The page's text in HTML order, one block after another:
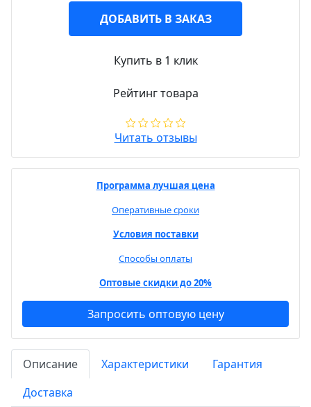
ДОБАВИТЬ В ЗАКАЗ
Купить в 1 клик
Рейтинг товара
Читать отзывы
Программа лучшая цена
Оперативные сроки
Условия поставки
Способы оплаты
Оптовые скидки до 20%
Запросить оптовую цену
Описание Характеристики
Гарантия
Доставка